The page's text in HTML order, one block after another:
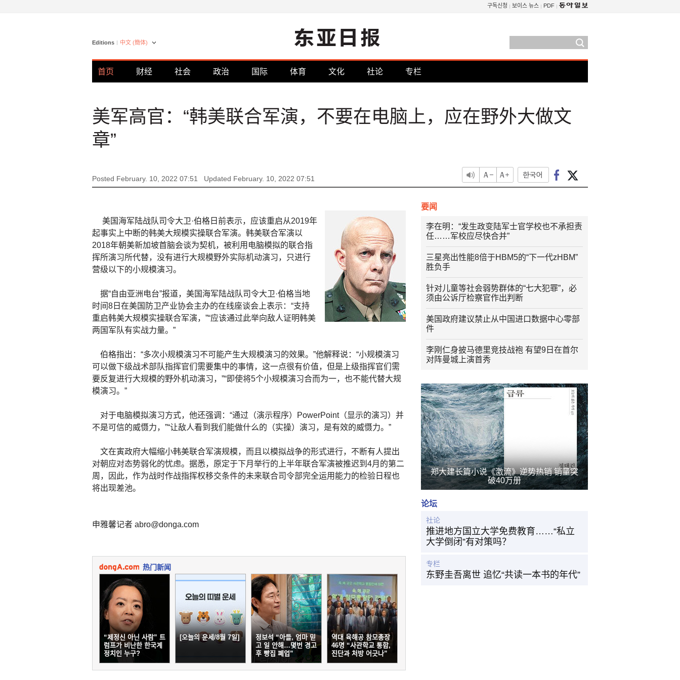
구독신청 보이스 뉴스 PDF
Editions 中文 (簡体)
首页 财经 社会 政治 国际 体育 文化 社论 专栏
美军高官：“韩美联合军演，不要在电脑上，应在野外大做文
章”
Posted February. 10, 2022 07:51 Updated February. 10, 2022 07:51
美国海军陆战队司令大卫·伯格日前表示，应该重启从2019年
起事实上中断的韩美大规模实操联合军演。韩美联合军演以
2018年朝美新加坡首脑会谈为契机，被利用电脑模拟的联合指
挥所演习所代替，没有进行大规模野外实际机动演习，只进行
营级以下的小规模演习。
据“自由亚洲电台”报道，美国海军陆战队司令大卫·伯格当地
时间8日在美国防卫产业协会主办的在线座谈会上表示：“支持
重启韩美大规模实操联合军演，”“应该通过此举向敌人证明韩美
两国军队有实战力量。”
伯格指出：“多次小规模演习不可能产生大规模演习的效果。”他解释说：“小规模演习
可以做下级战术部队指挥官们需要集中的事情，这一点很有价值，但是上级指挥官们需
要反复进行大规模的野外机动演习，”“即使将5个小规模演习合而为一，也不能代替大规
模演习。”
对于电脑模拟演习方式，他还强调：“通过（演示程序）PowerPoint（显示的演习）并
不是可信的威慑力，”“让敌人看到我们能做什么的（实操）演习，是有效的威慑力。”
文在寅政府大幅缩小韩美联合军演规模，而且以模拟战争的形式进行，不断有人提出
对朝应对态势弱化的忧虑。据悉，原定于下月举行的上半年联合军演被推迟到4月的第二
周，因此，作为战时作战指挥权移交条件的未来联合司令部完全运用能力的检验日程也
将出现差池。
申雅馨记者 abro@donga.com
热门新闻
“제정신 아닌 사람” 트
럼프가 비난한 한국계
정치인 누구?
[오늘의 운세/8월 7일]
정보석 “아들, 엄마 믿
고 일 안해…몇번 경고
후 빵집 폐업”
역대 육해공 참모총장
46명 “사관학교 통합,
진단과 처방 어긋나”
要闻
李在明：“发生政变陆军士官学校也不承担责
任……军校应尽快合并”
三星亮出性能8倍于HBM5的“下一代zHBM”
胜负手
针对儿童等社会弱势群体的“七大犯罪”，必
须由公诉厅检察官作出判断
美国政府建议禁止从中国进口数据中心零部
件
李刚仁身披马德里竞技战袍 有望9日在首尔
对阵曼城上演首秀
郑大建长篇小说《激流》逆势热销 销量突
破40万册
论坛
社论
推进地方国立大学免费教育……“私立
大学倒闭”有对策吗？
专栏
东野圭吾离世 追忆“共读一本书的年代”